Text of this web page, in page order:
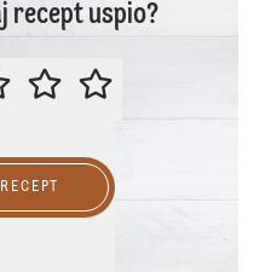
recept uspio?
OVAJ RECEPT